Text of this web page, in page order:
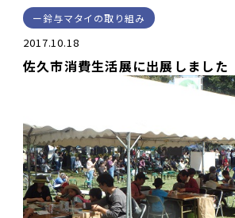
鈴与マタイの取り組み
2017.10.18
佐久市消費生活展に出展しました